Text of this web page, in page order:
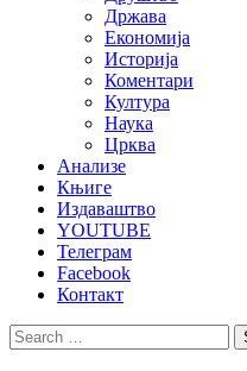
Држава
Економија
Историја
Коментари
Култура
Наука
Црква
Анализе
Књиге
Издаваштво
YOUTUBE
Телеграм
Facebook
Контакт
Search
for: